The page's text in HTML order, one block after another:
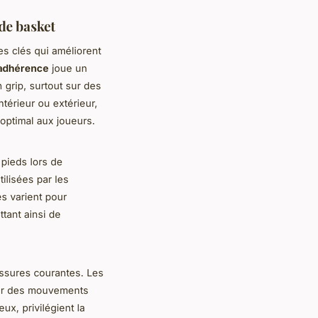
basket
clés qui améliorent
joue un
grip, surtout sur des
ou extérieur,
aux joueurs.
lors de
par les
varient pour
ainsi de
courantes. Les
des mouvements
privilégient la